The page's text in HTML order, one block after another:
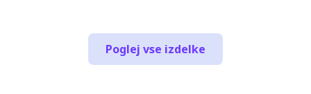
Poglej vse izdelke